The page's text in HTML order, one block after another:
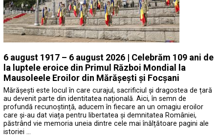
6 august 1917 – 6 august 2026 | Celebrăm 109 ani de
la luptele eroice din Primul Război Mondial la
Mausoleele Eroilor din Mărășești și Focșani
Mărășești este locul în care curajul, sacrificiul și dragostea de țară
au devenit parte din identitatea națională. Aici, în semn de
profundă recunoștință, aducem în fiecare an un omagiu eroilor
care și-au dat viața pentru libertatea și demnitatea României,
păstrând vie memoria uneia dintre cele mai înălțătoare pagini ale
istoriei …